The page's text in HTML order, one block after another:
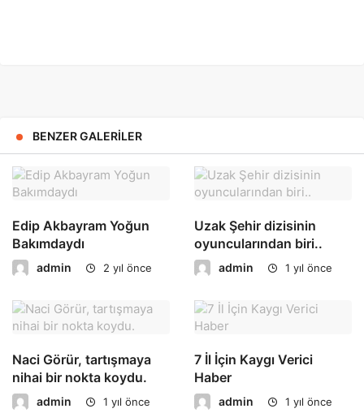
BENZER GALERILER
Edip Akbayram Yoğun
Bakımdaydı
admin 2 yıl önce
Uzak Şehir dizisinin
oyuncularından biri..
admin 1 yıl önce
Naci Görür, tartışmaya
nihai bir nokta koydu.
admin 1 yıl önce
7 İl İçin Kaygı Verici
Haber
admin 1 yıl önce